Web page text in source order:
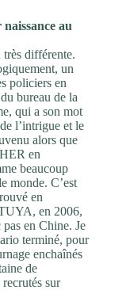
au
très différente.
un
policiers en
bureau de la
qui a son mot
l’intrigue et le
alors que
en
beaucoup
monde. C’est
en
en 2006,
en Chine. Je
terminé, pour
enchaînés
de
sur